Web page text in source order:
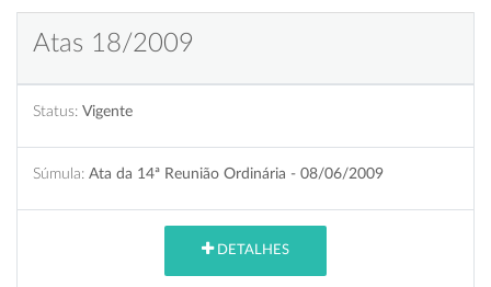
Atas 18/2009
Status: Vigente
Súmula: Ata da 14ª Reunião Ordinária - 08/06/2009
DETALHES